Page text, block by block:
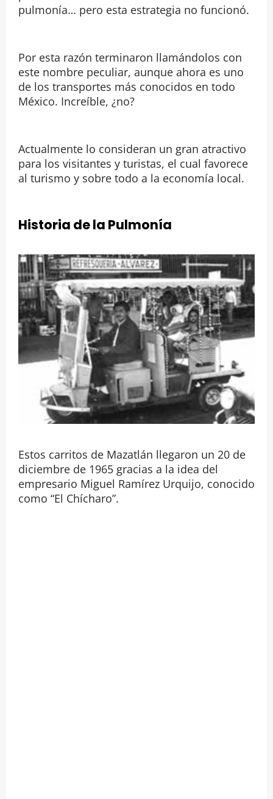
pulmonía… pero esta estrategia no funcionó.
Por esta razón terminaron llamándolos con
este nombre peculiar, aunque ahora es uno
de los transportes más conocidos en todo
México. Increíble, ¿no?
Actualmente lo consideran un gran atractivo
para los visitantes y turistas, el cual favorece
al turismo y sobre todo a la economía local.
Historia de la Pulmonía
Estos carritos de Mazatlán llegaron un 20 de
diciembre de 1965 gracias a la idea del
empresario Miguel Ramírez Urquijo, conocido
como “El Chícharo”.